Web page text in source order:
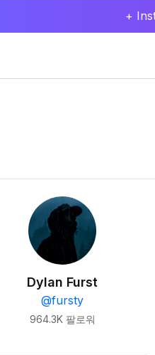
+
Dylan Furst
@fursty
964.3K 팔로워